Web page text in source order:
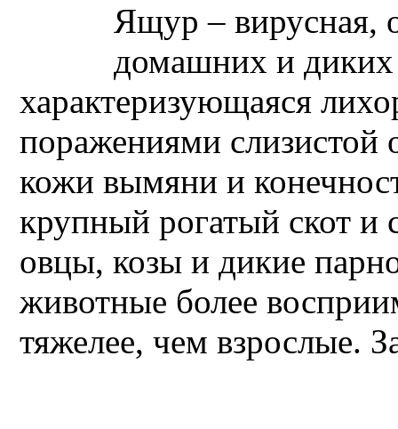
Ящур – вирусная,
домашних и
характеризующаяся
поражениями слизистой
кожи вымяни и
крупный рогатый скот
овцы, козы и дикие
животные более
тяжелее, чем взрослые.